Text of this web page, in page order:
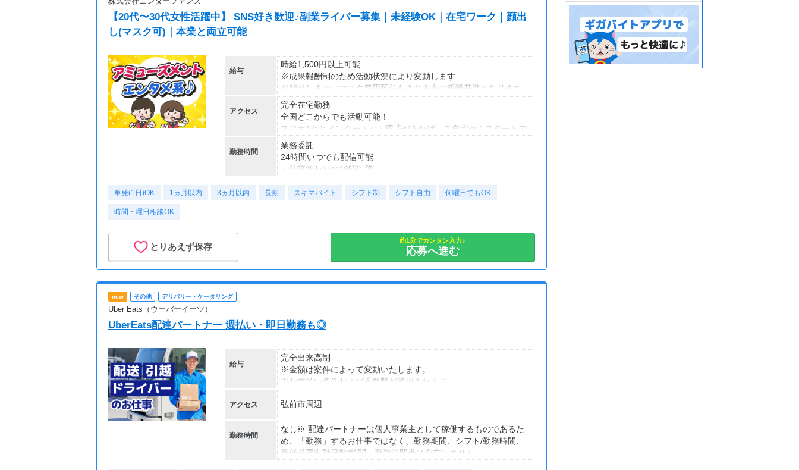
【20代〜30代女性活躍中】 SNS好き歓迎♪副業ライバー募集｜未経験OK｜在宅ワーク｜顔出
し(マスク可)｜本業と両立可能
給与
時給1,500円以上可能
※成果報酬制のため活動状況により変動します
※顔出しまたはマスク着用配信をされる方の報酬基準となります
【収入例】
■事務職Aさん（週3日・月50時間程度）
月収8万円～15万円
■営業職Bさん（週4日・月80時間程度）
月収15万円～25万円
■主婦Cさん（月100時間程度）
本業や家庭と両立しながら副業として活動されています。
アクセス
完全在宅勤務
全国どこからでも活動可能！
スマホ1台とインターネット環境があれば、ご自宅からスタートで
きます。
通勤時間ゼロだから、本業やプライベートとの両立もラクラク♪
勤務時間
業務委託
24時間いつでも配信可能
・仕事終わりの19時以降
・スキマ時間だけ
安定した活動を目指す方には、月30〜50時間以上の配信を推奨し
単発(1日)OK 1ヵ月以内 3ヵ月以内 長期 スキマバイト シフト制 シフト自由 何曜日でもOK
時間・曜日相談OK
とりあえず保存
約1分でカンタン入力♪
応募へ進む
new その他 デリバリー・ケータリング
Uber Eats（ウーバーイーツ）
UberEats配達パートナー 週払い・即日勤務も◎
給与
完全出来高制
※金額は案件によって変動いたします。
※お支払い条件および手数料が適用されます
アクセス 弘前市周辺
勤務時間
なし※ 配達パートナーは個人事業主として稼働するものであるた
め、「勤務」するお仕事ではなく、勤務期間、シフト/勤務時間、
最低必要出勤日数/時間、勤務時間帯は存在しません。